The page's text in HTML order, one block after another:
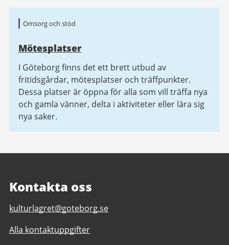
Omsorg och stöd
Mötesplatser
I Göteborg finns det ett brett utbud av
fritidsgårdar, mötesplatser och träffpunkter.
Dessa platser är öppna för alla som vill träffa nya
och gamla vänner, delta i aktiviteter eller lära sig
nya saker.
Kontakta oss
E-
till
kulturlagret@goteborg.se
Alla kontaktuppgifter